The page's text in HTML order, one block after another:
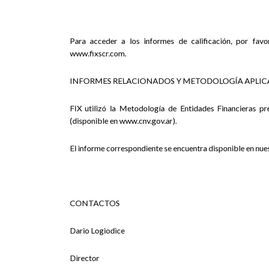
Para acceder a los informes de calificación, por
www.fixscr.com.
INFORMES RELACIONADOS Y METODOLOGÍA
FIX utilizó la Metodología de Entidades Financieras
(disponible en www.cnv.gov.ar).
El informe correspondiente se encuentra disponible en
CONTACTOS
Dario Logiodice
Director